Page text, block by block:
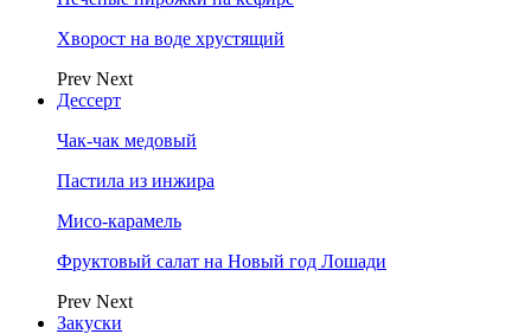
Хворост на воде хрустящий
Prev Next
Дессерт
Чак-чак медовый
Пастила из инжира
Мисо-карамель
Фруктовый салат на Новый год Лошади
Prev Next
Закуски